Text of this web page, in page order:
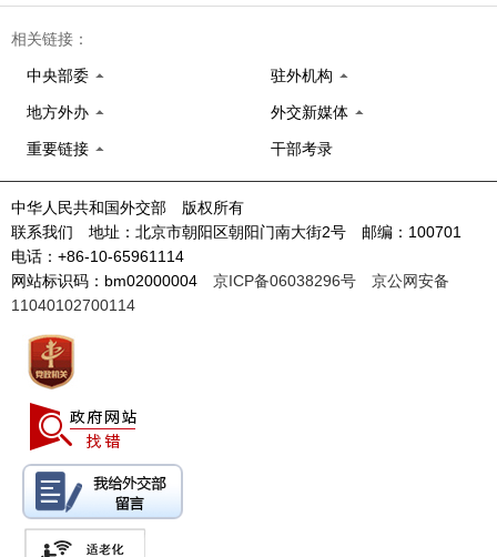
相关链接：
中央部委 驻外机构
地方外办 外交新媒体
重要链接 干部考录
中华人民共和国外交部 版权所有
联系我们 地址：北京市朝阳区朝阳门南大街2号 邮编：100701
电话：+86-10-65961114
网站标识码：bm02000004 京ICP备06038296号
京公网安备
11040102700114